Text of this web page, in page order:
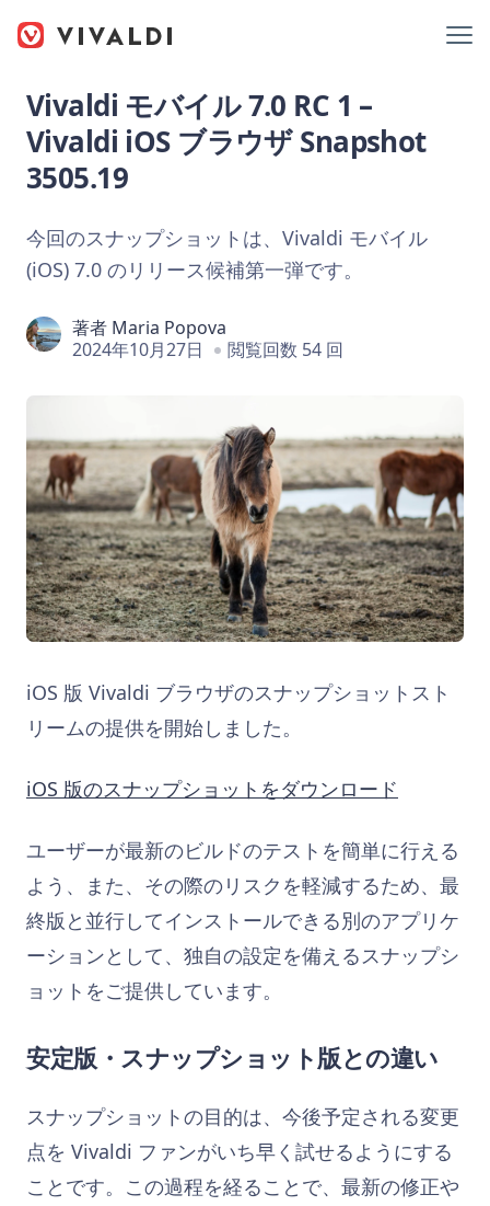
Vivaldi モバイル 7.0 RC 1 –
Vivaldi iOS ブラウザ Snapshot
3505.19
今回のスナップショットは、Vivaldi モバイル
(iOS) 7.0 のリリース候補第一弾です。
著者 Maria Popova
2024年10月27日
閲覧回数 54 回
iOS 版 Vivaldi ブラウザのスナップショットスト
リームの提供を開始しました。
iOS 版のスナップショットをダウンロード
ユーザーが最新のビルドのテストを簡単に行える
よう、また、その際のリスクを軽減するため、最
終版と並行してインストールできる別のアプリケ
ーションとして、独自の設定を備えるスナップシ
ョットをご提供しています。
安定版・スナップショット版との違い
スナップショットの目的は、今後予定される変更
点を Vivaldi ファンがいち早く試せるようにする
ことです。この過程を経ることで、最新の修正や